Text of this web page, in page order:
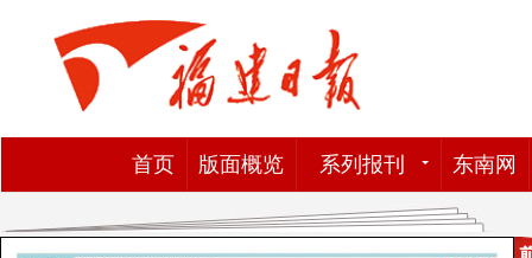
首页 版面概览 系列报刊 东南网